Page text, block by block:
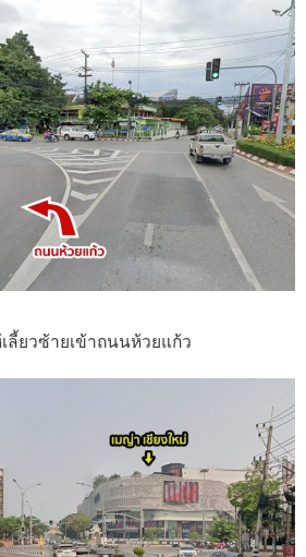
ลี้ยวซ้ายเข้าถนนห้วยแก้ว